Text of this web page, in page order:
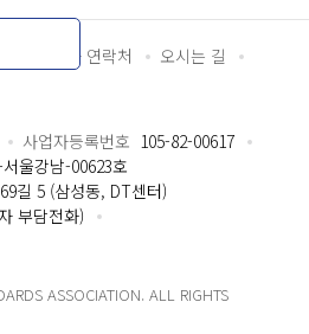
담당자 연락처
오시는 길
사업자등록번호 105-82-00617
울강남-00623호
길 5 (삼성동, DT센터)
부담전화)
ASSOCIATION. ALL RIGHTS